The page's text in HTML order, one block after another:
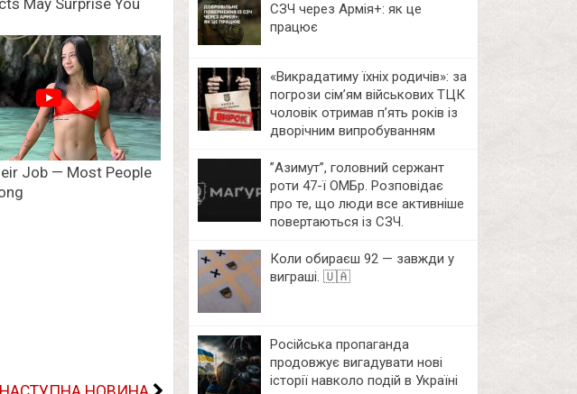
СЗЧ через Армія+: як це
працює
«Викрадатиму їхніх родичів»: за
погрози сім’ям військових ТЦК
чоловік отримав п’ять років із
дворічним випробуванням
⁨”Азимут”, головний сержант
роти 47-ї ОМБр. Розповідає
про те, що люди все активніше
повертаються із СЗЧ.
Коли обираєш 92 — завжди у
виграші. 🇺🇦
Російська пропаганда
продовжує вигадувати нові
історії навколо подій в Україні